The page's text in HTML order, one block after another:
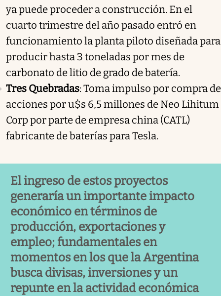
ya puede proceder a construcción. En el
cuarto trimestre del año pasado entró en
funcionamiento la planta piloto diseñada para
producir hasta 3 toneladas por mes de
carbonato de litio de grado de batería.
Tres Quebradas: Toma impulso por compra de
acciones por u$s 6,5 millones de Neo Lihitum
Corp por parte de empresa china (CATL)
fabricante de baterías para Tesla.
El ingreso de estos proyectos
generaría un importante impacto
económico en términos de
producción, exportaciones y
empleo; fundamentales en
momentos en los que la Argentina
busca divisas, inversiones y un
repunte en la actividad económica